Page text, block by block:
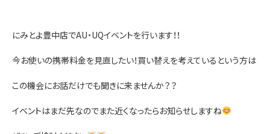
お問い合わせ
にみとよ豊中店でAU・UQイベントを行います！！
今お使いの携帯料金を見直したい！買い替えを考えているという方は
この機会にお話だけでも聞きに来ませんか？？
イベントはまだ先なのでまた近くなったらお知らせしますね